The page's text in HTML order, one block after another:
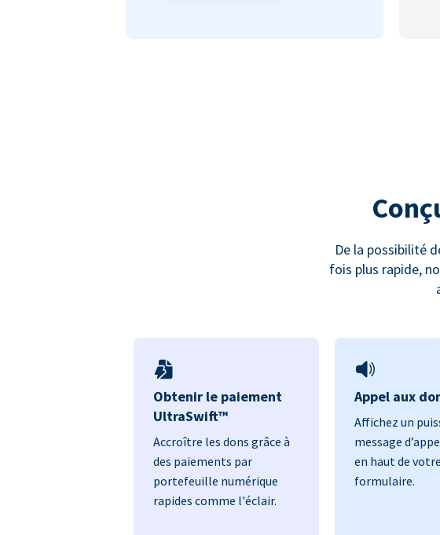
De la possibilité
fois plus rapide,
Obtenir le paiement
UltraSwift™
Accroître les dons grâce à
des paiements par
portefeuille numérique
rapides comme l'éclair.
Appel aux
Affichez un
message
en haut de votre
formulaire.